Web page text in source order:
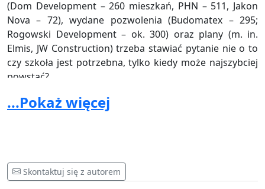
(Dom Development – 260 mieszkań, PHN – 511, Jakon
Nova – 72), wydane pozwolenia (Budomatex – 295;
Rogowski Development – ok. 300) oraz plany (m. in.
Elmis, JW Construction) trzeba stawiać pytanie nie o to
czy szkoła jest potrzebna, tylko kiedy może najszybciej
powstać?
Rola parku miejskiego w obecnych czasach, kiedy
mamy do czynienia z pandemią, stoimy na progu
odpoczynek i schronienie przed upałem. To także
ważny element komórki miejskiej oczyszczającej
...Pokaż więcej
Skontaktuj się z autorem